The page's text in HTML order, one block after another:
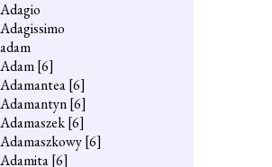
Adagio
Adagissimo
adam
Adam[6]
Adamantea[6]
Adamantyn[6]
Adamaszek[6]
Adamaszkowy[6]
Adamita[6]